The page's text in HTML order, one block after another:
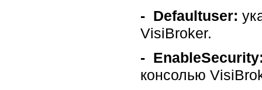
- Defaultuser:
VisiBroker.
-
консолью